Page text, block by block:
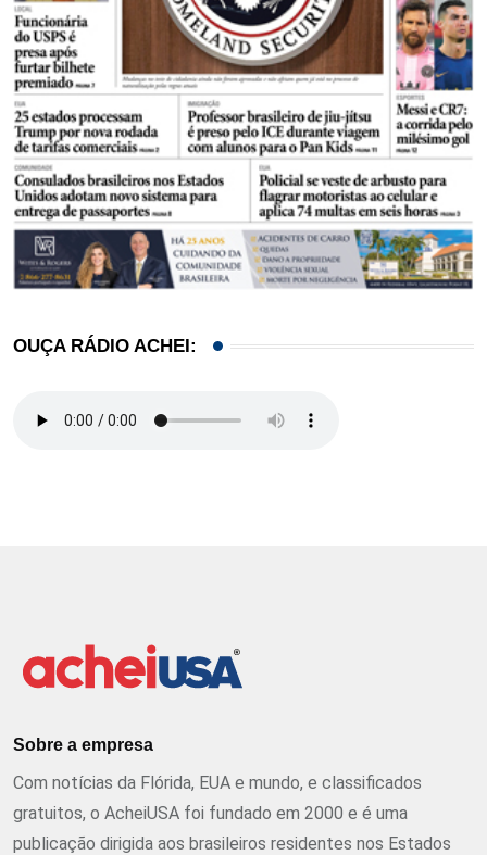
OUÇA RÁDIO ACHEI:
Sobre a empresa
Com notícias da Flórida, EUA e mundo, e classificados
gratuitos, o AcheiUSA foi fundado em 2000 e é uma
publicação dirigida aos brasileiros residentes nos Estados